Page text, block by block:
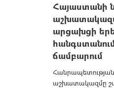
Հայաստանի
արցախցի
ճամբարում
աշխատակազմը